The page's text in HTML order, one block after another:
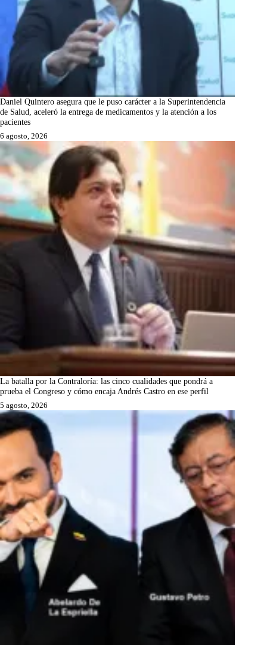
Daniel Quintero asegura que le puso carácter a la Superintendencia
de Salud, aceleró la entrega de medicamentos y la atención a los
pacientes
6 agosto, 2026
La batalla por la Contraloría: las cinco cualidades que pondrá a
prueba el Congreso y cómo encaja Andrés Castro en ese perfil
5 agosto, 2026